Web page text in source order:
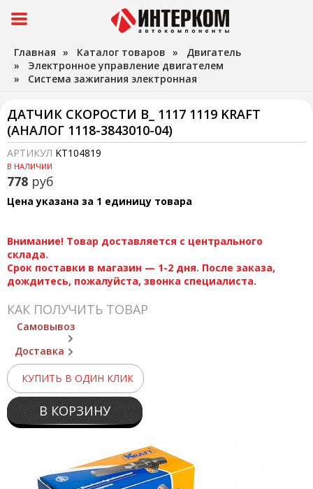
Главная » Каталог товаров » Двигатель
» Электронное управление двигателем
» Система зажигания электронная
ДАТЧИК СКОРОСТИ В_ 1117 1119 KRAFT
(АНАЛОГ 1118-3843010-04)
АРТИКУЛ KT104819
В НАЛИЧИИ
778 руб
Цена указана за 1 единицу товара
Внимание! Товар доставляется с центрального
склада.
Срок поставки в магазин — 1-2 дня. После заказа,
дождитесь, пожалуйста, звонка специалиста.
КАК ПОЛУЧИТЬ ТОВАР
Самовывоз
Доставка
КУПИТЬ В ОДИН КЛИК
В КОРЗИНУ